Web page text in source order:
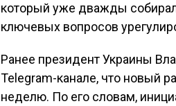
который уже дважды
ключевых вопросов
Ранее президент Украины
Telegram-канале, что новый
неделю. По его словам,